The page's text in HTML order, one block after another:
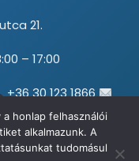
21.
– 17:00
+36 30 123 1866
honlap felhasználói
alkalmazunk. A
tudomásul